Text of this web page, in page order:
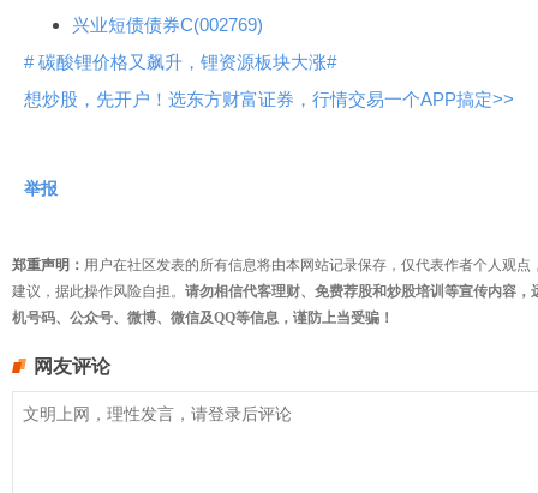
兴业短债债券C(002769)
# 碳酸锂价格又飙升，锂资源板块大涨#
想炒股，先开户！选东方财富证券，行情交易一个APP搞定>>
举报
郑重声明： 用户在社区发表的所有信息将由本网站记录保存，仅代表作者个人观
建议，据此操作风险自担。 请勿相信代客理财、免费荐股和炒股培训等宣传内容
机号码、公众号、微博、微信及QQ等信息，谨防上当受骗！
网友评论